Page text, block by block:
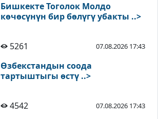
Бишкекте Тоголок Молдо
көчөсүнүн бир бөлүгү убакты ..>
5261 07.08.2026 17:43
Өзбекстандын соода
тартыштыгы өстү ..>
4542 07.08.2026 17:43